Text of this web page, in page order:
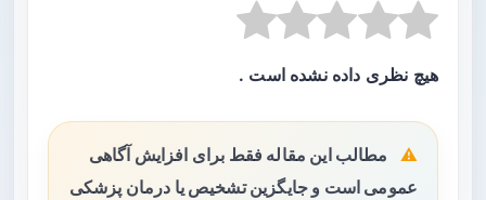
هیچ نظری داده نشده است .
مطالب این مقاله فقط برای افزایش آگاهی
عمومی است و جایگزین تشخیص یا درمان پزشکی